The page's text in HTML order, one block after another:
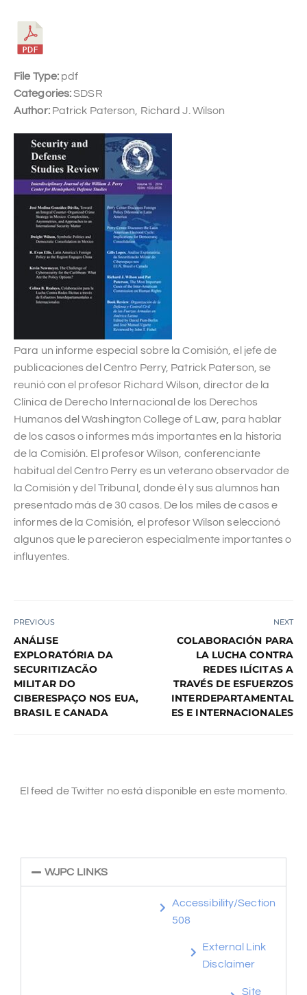
Para un informe especial sobre la Comisión, el jefe de
publicaciones del Centro Perry, Patrick Paterson, se
reunió con el profesor Richard Wilson, director de la
Clínica de Derecho Internacional de los Derechos
Humanos del Washington College of Law, para hablar
de los casos o informes más importantes en la historia
de la Comisión. El profesor Wilson, conferenciante
habitual del Centro Perry es un veterano observador de
la Comisión y del Tribunal, donde él y sus alumnos han
presentado más de 30 casos. De los miles de casos e
informes de la Comisión, el profesor Wilson seleccionó
algunos que le parecieron especialmente importantes o
influyentes.
File Type: pdf
Categories:SDSR
Author: Patrick Paterson, Richard J. Wilson
PREVIOUS
ANÁLISE
EXPLORATÓRIA DA
SECURITIZACÃO
MILITAR DO
CIBERESPAÇO NOS EUA,
BRASIL E CANADA
NEXT
COLABORACIÓN PARA
LA LUCHA CONTRA
REDES ILÍCITAS A
TRAVÉS DE ESFUERZOS
INTERDEPARTAMENTAL
ES E INTERNACIONALES
El feed de Twitter no está disponible en este momento.
WJPC LINKS
Accessibility/Section
508
External Link
Disclaimer
Site